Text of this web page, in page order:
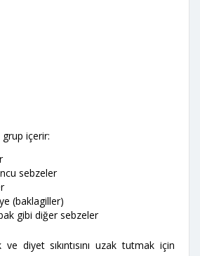
içerir:
sebzeler
(baklagiller)
gibi diğer sebzeler
diyet sıkıntısını uzak tutmak için